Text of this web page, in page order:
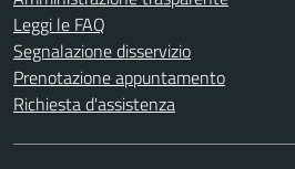
Leggi le FAQ
Segnalazione disservizio
Prenotazione appuntamento
Richiesta d'assistenza